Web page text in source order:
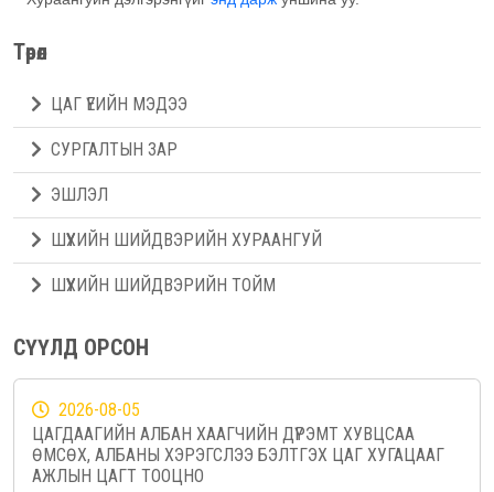
Төрөл
ЦАГ ҮЕИЙН МЭДЭЭ
СУРГАЛТЫН ЗАР
ЭШЛЭЛ
ШҮҮХИЙН ШИЙДВЭРИЙН ХУРААНГУЙ
ШҮҮХИЙН ШИЙДВЭРИЙН ТОЙМ
СҮҮЛД ОРСОН
2026-08-05
ЦАГДААГИЙН АЛБАН ХААГЧИЙН ДҮРЭМТ ХУВЦСАА
ӨМСӨХ, АЛБАНЫ ХЭРЭГСЛЭЭ БЭЛТГЭХ ЦАГ ХУГАЦААГ
АЖЛЫН ЦАГТ ТООЦНО